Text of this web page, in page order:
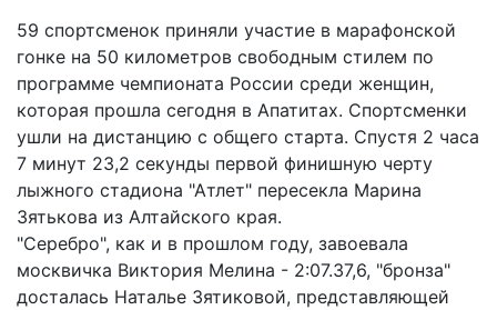
59 спортсменок приняли участие в марафонской
гонке на 50 километров свободным стилем по
программе чемпионата России среди женщин,
которая прошла сегодня в Апатитах. Спортсменки
ушли на дистанцию с общего старта. Спустя 2 часа
7 минут 23,2 секунды первой финишную черту
лыжного стадиона "Атлет" пересекла Марина
Зятькова из Алтайского края.
"Серебро", как и в прошлом году, завоевала
москвичка Виктория Мелина - 2:07.37,6, "бронза"
досталась Наталье Зятиковой, представляющей